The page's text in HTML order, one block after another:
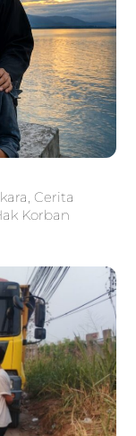
Cerita
Korban